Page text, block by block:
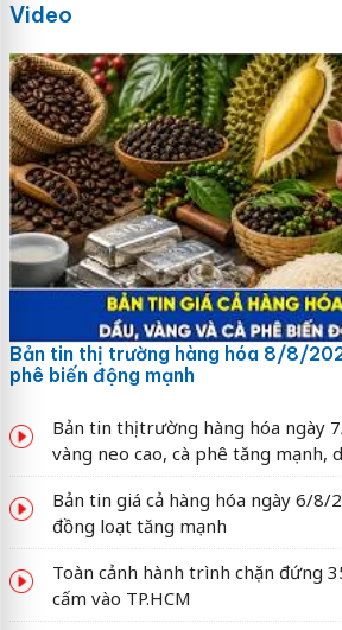
Video
Bản tin thị trường hàng hóa 8/8/
phê biến động mạnh
Bản tin thị trường hàng hóa ngày
vàng neo cao, cà phê tăng mạnh,
Bản tin giá cả hàng hóa ngày 6/8/
đồng loạt tăng mạnh
Toàn cảnh hành trình chặn đứng
cấm vào TP.HCM